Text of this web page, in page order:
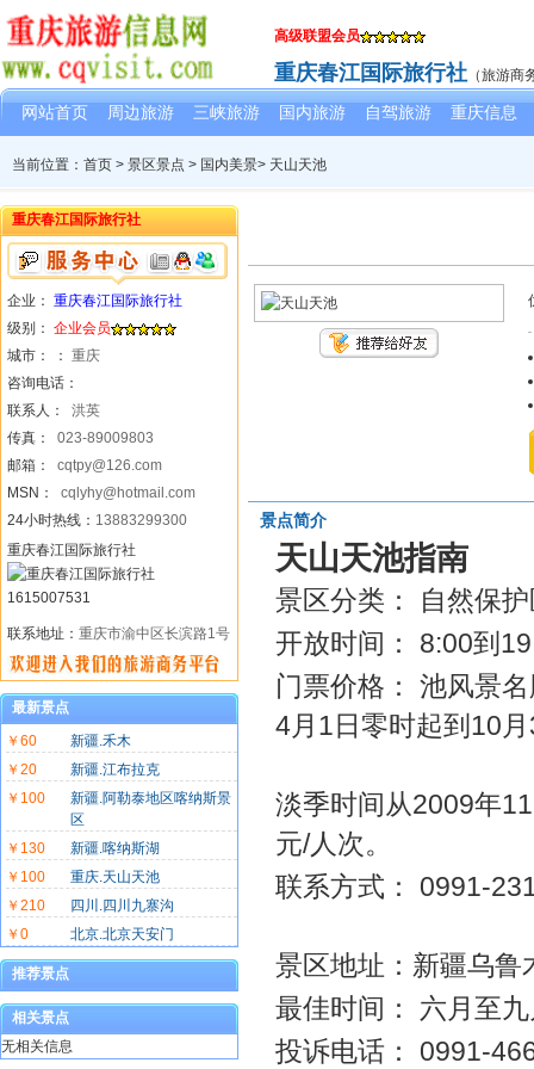
高级联盟会员
重庆春江国际旅行社 （旅游商
网站首页 周边旅游 三峡旅游 国内旅游 自驾旅游 重庆信息
当前位置： 首页 > 景区景点 > 国内美景> 天山天池
景点简介
天山天池指南
景区分类： 自然保
开放时间： 8:00到
门票价格： 池风景
4月1日零时起到10
淡季时间从2009年
元/人次。
联系方式： 0991-
景区地址： 新疆乌鲁
最佳时间： 六月至
投诉电话： 0991-
重庆春江国际旅行社
企业： 重庆春江国际旅行社
级别： 企业会员
城市： ： 重庆
咨询电话：
联系人： 洪英
传真： 023-89009803
邮箱： cqtpy@126.com
MSN： cqlyhy@hotmail.com
24小时热线： 13883299300
重庆春江国际旅行社
联系地址： 重庆市渝中区长滨路1号
最新景点
￥60
新疆.禾木
￥20
新疆.江布拉克
￥100
新疆.阿勒泰地区喀纳斯景
区
￥130
新疆.喀纳斯湖
￥100
重庆.天山天池
￥210
四川.四川九寨沟
￥0
北京.北京天安门
推荐景点
相关景点
无相关信息